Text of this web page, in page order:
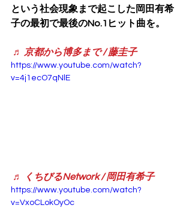
という社会現象まで起こした岡田有希
子の最初で最後のNo.1ヒット曲を。
♬ 京都から博多まで / 藤圭子
https://www.youtube.com/watch?
v=4j1ecO7qNlE
♬ くちびるNetwork / 岡田有希子
https://www.youtube.com/watch?
v=VxoCLokOyOc